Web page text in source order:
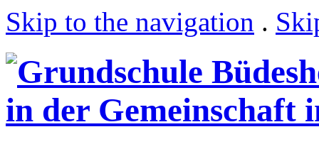
Skip to the navigation .